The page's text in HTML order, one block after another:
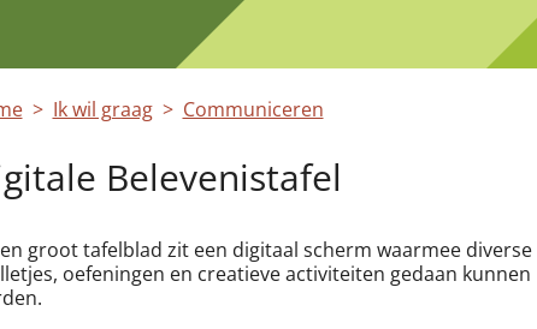
Ik wil graag Communiceren
Belevenistafel
groot tafelblad zit een digitaal scherm waarmee diverse
oefeningen en creatieve activiteiten gedaan kunnen